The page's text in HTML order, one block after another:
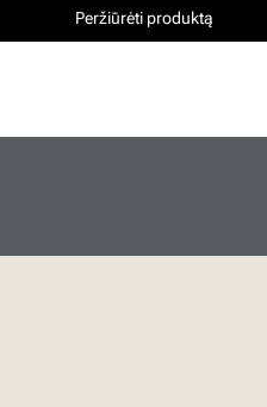
Peržiūrėti produktą